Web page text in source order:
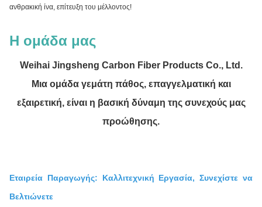
ανθρακική ίνα, επίτευξη του μέλλοντος!
Η ομάδα μας
Weihai Jingsheng Carbon Fiber Products Co., Ltd.
Μια ομάδα γεμάτη πάθος, επαγγελματική και
εξαιρετική, είναι η βασική δύναμη της συνεχούς μας
προώθησης.
Εταιρεία Παραγωγής: Καλλιτεχνική Εργασία, Συνεχίστε να
Βελτιώνετε